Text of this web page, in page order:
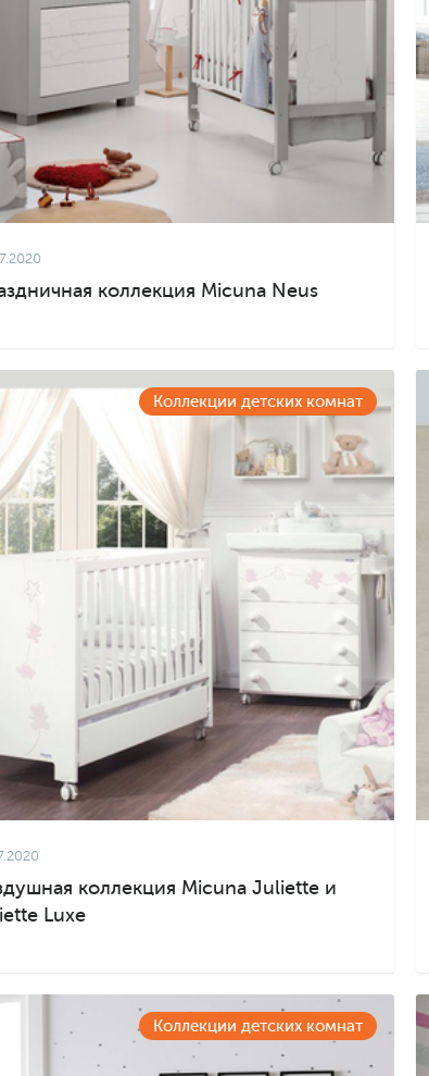
коллекция Micuna Neus
Коллекции детских комнат
коллекция Micuna Juliette и
Luxe
Коллекции детских комнат